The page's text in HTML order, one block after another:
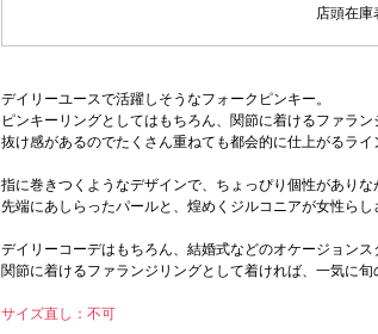
店頭在庫
デイリーユースで活躍しそうなフォークピンキー。
ピンキーリングとしてはもちろん、関節に着けるファラ
抜け感があるのでたくさん重ねても都会的に仕上がるライ
指に巻きつくようなデザインで、ちょっぴり個性がありな
先端にあしらったパールと、煌めくジルコニアが女性らし
デイリーコーデはもちろん、結婚式などのオケージョンス
関節に着けるファランジリングとして着ければ、一気に旬
サイズ直し：不可